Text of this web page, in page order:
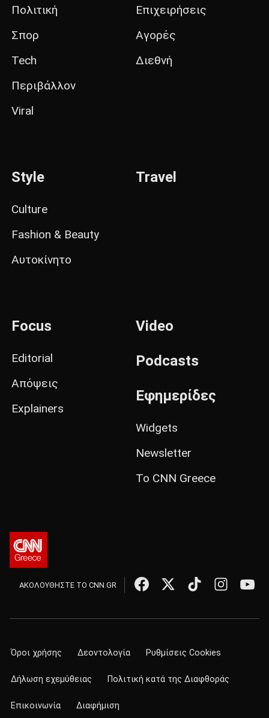
Πολιτική
Σπορ
Tech
Περιβάλλον
Viral
Επιχειρήσεις
Αγορές
Διεθνή
Style
Culture
Fashion & Beauty
Αυτοκίνητο
Travel
Focus
Editorial
Απόψεις
Explainers
Video
Podcasts
Εφημερίδες
Widgets
Newsletter
Το CNN Greece
ΑΚΟΛΟΥΘΗΣΤΕ ΤΟ CNN.GR
Όροι χρήσης Δεοντολογία Ρυθμίσεις Cookies
Δήλωση εχεμύθειας Πολιτική κατά της Διαφθοράς
Επικοινωνία Διαφήμιση